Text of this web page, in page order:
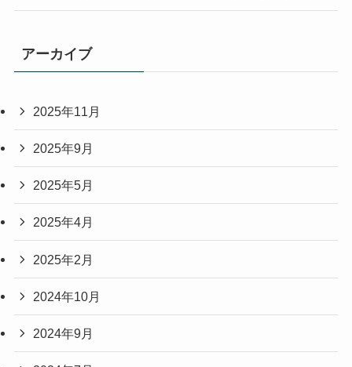
アーカイブ
2025年11月
2025年9月
2025年5月
2025年4月
2025年2月
2024年10月
2024年9月